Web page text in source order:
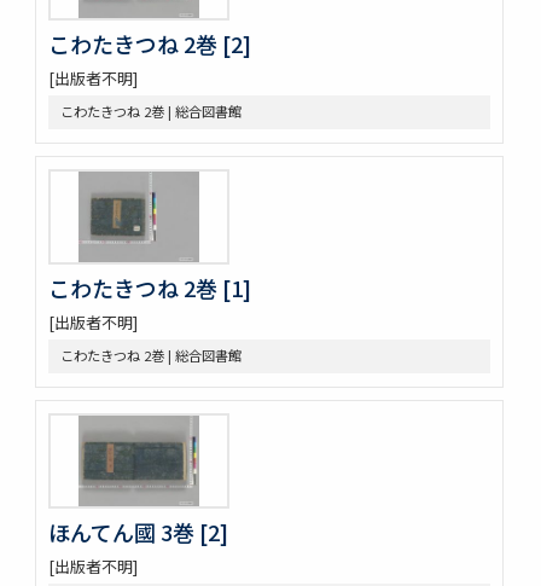
論語 10巻
立齋先生標題觧註音釋十八史畧 7巻
元亨釋書 30巻
倭玉篇 3巻
論語 10巻
孟子 14巻
大學
周易 9巻坿略例 2巻
伊㔟 2巻
日本書紀抄 3巻
二十四孝
略要抄 3巻
倭玉篇 3巻 (存1巻)
大藏一覽集 10巻
唐三體詩註 3巻首1巻
新編排韻増廣事類氏族大全 10巻 (存1巻)
文選 60巻目録1巻
こわたきつね 2巻 [2]
[出版者不明]
こわたきつね 2巻 | 総合図書館
こわたきつね 2巻 [1]
[出版者不明]
こわたきつね 2巻 | 総合図書館
ほんてん國 3巻 [2]
[出版者不明]